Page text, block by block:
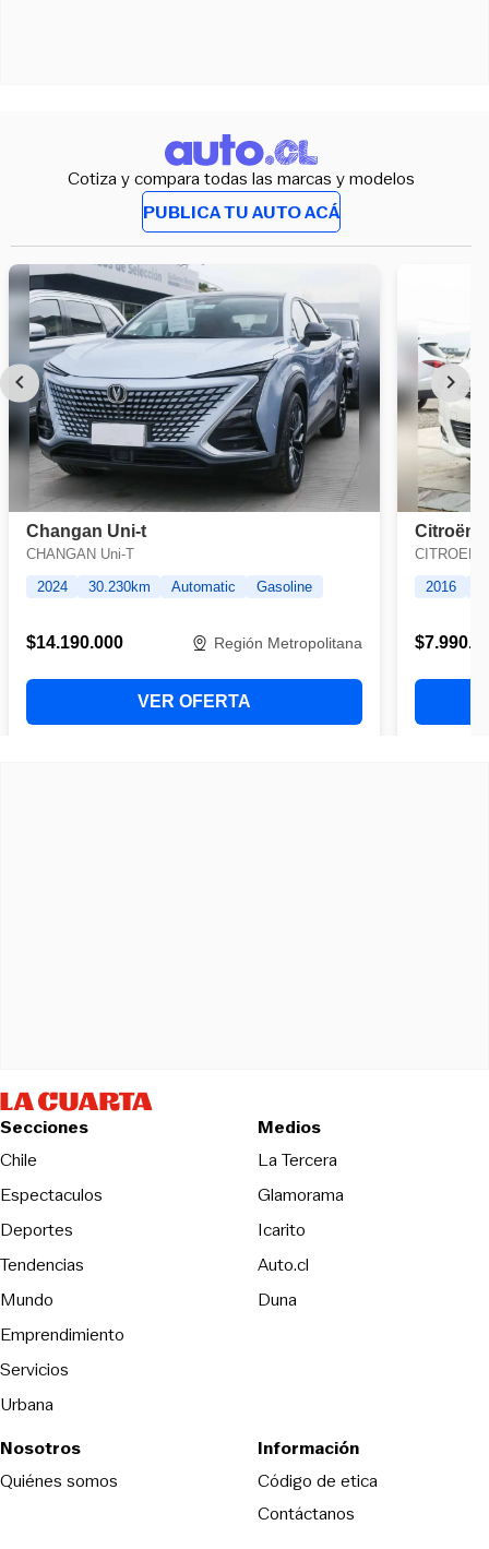
Cotiza y compara todas las marcas y modelos
PUBLICA TU AUTO ACÁ
Secciones
Chile
Espectaculos
Deportes
Tendencias
Mundo
Emprendimiento
Servicios
Urbana
Medios
La TerceraOpens in new
Glamorama
Icarito
Auto.cl
DunaOpens in new window
Nosotros
Quiénes somos
Información
Código de eticaOpens in new
Contáctanos